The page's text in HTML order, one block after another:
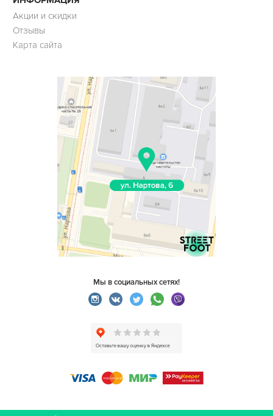
Акции и скидки
Отзывы
Карта сайта
Мы в социальных сетях!